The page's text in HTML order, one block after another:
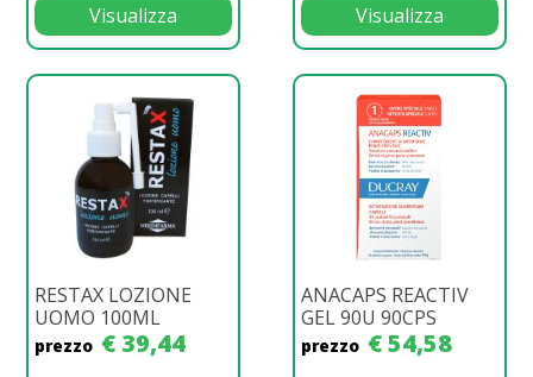
Visualizza Visualizza
RESTAX LOZIONE
UOMO 100ML
prezzo € 39,44
ANACAPS REACTIV
GEL 90U 90CPS
prezzo € 54,58